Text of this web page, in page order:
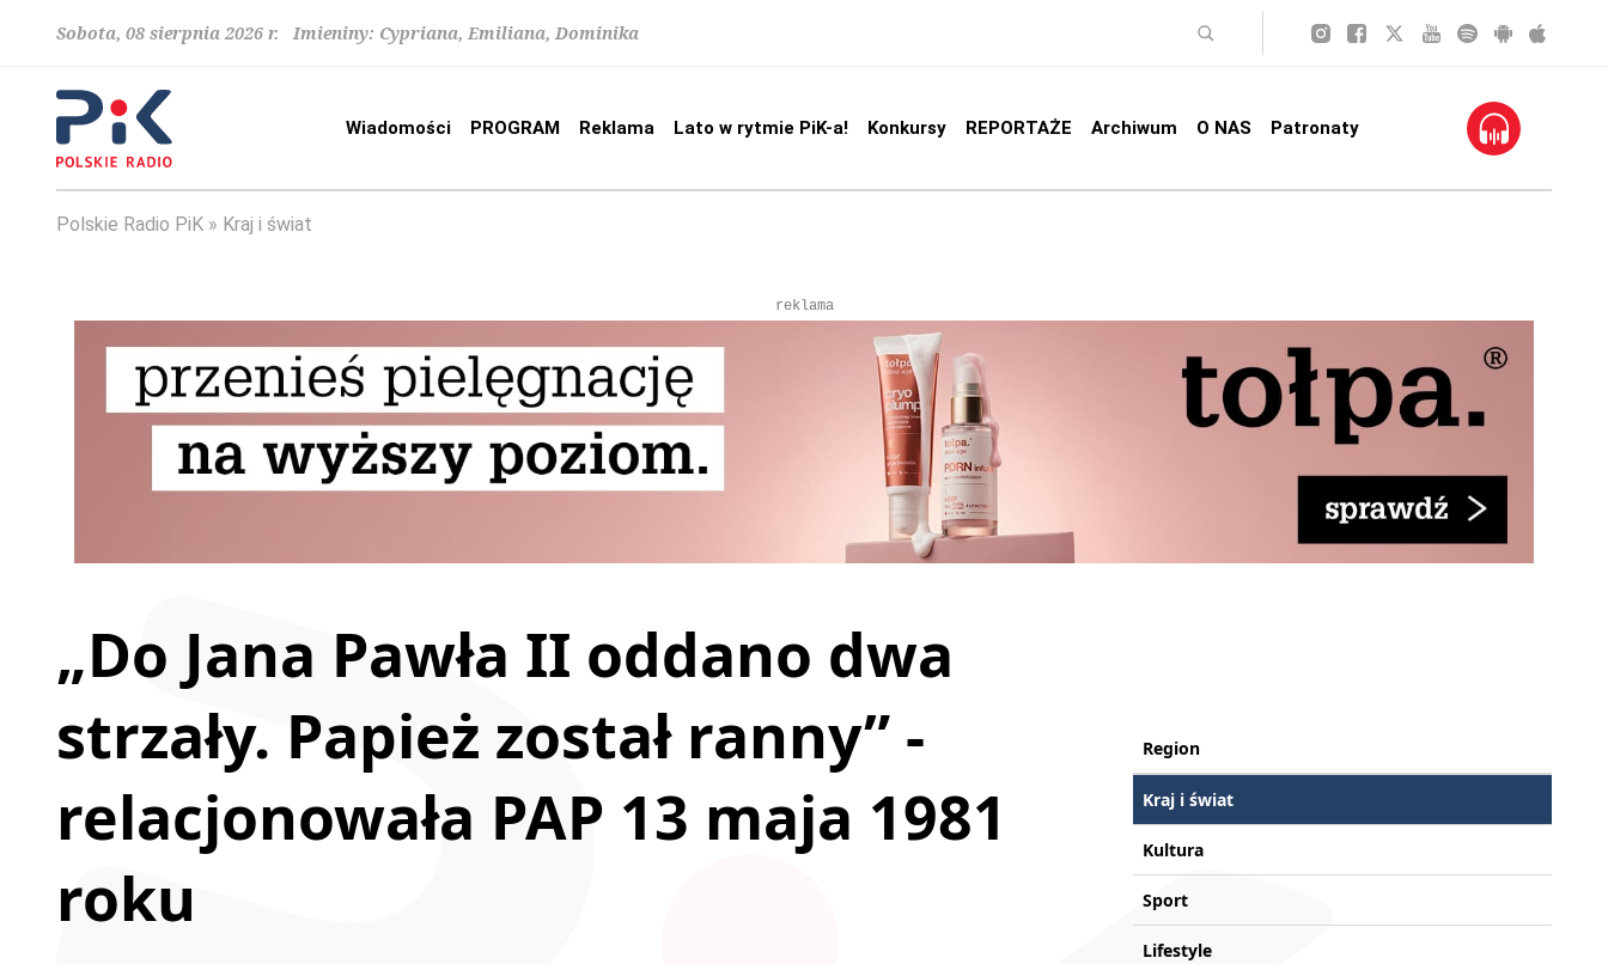
Sobota, 08 sierpnia 2026 r. Imieniny: Cypriana, Emiliana, Dominika
Wiadomości PROGRAM Reklama Lato w rytmie PiK-a! Konkursy REPORTAŻE Archiwum O NAS Patronaty
Polskie Radio PiK Kraj i świat
reklama
„Do Jana Pawła II oddano dwa
strzały. Papież został ranny” -
relacjonowała PAP 13 maja 1981
roku
Region
Kraj i świat
Kultura
Sport
Lifestyle